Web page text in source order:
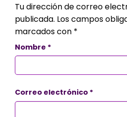
Tu dirección de correo
publicada. Los campos
marcados con *
Nombre *
Correo electrónico *